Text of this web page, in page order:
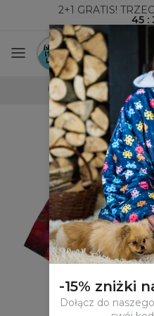
2+1 GRATIS!
45:
WYSYŁKA ZA
-15% zniżki
Dołącz do